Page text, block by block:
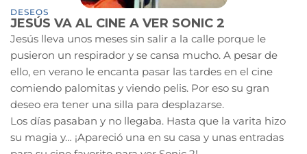
DESEOS
JESÚS VA AL CINE A VER SONIC 2
Jesús lleva unos meses sin salir a la calle porque le
pusieron un respirador y se cansa mucho. A pesar de
ello, en verano le encanta pasar las tardes en el cine
comiendo palomitas y viendo pelis. Por eso su gran
deseo era tener una silla para desplazarse.
Los días pasaban y no llegaba. Hasta que la varita hizo
su magia y… ¡Apareció una en su casa y unas entradas